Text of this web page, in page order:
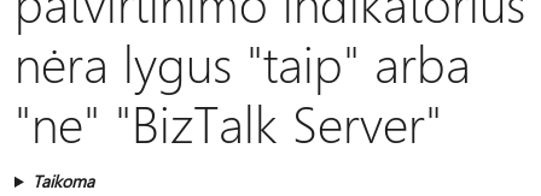
nėra lygus "taip" arba
"ne" "BizTalk Server"
Taikoma